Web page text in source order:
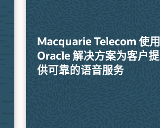
Macquarie Telecom 使用
Oracle 解决方案为客户提
供可靠的语音服务